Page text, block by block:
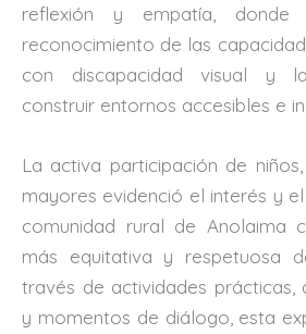
reflexión y empatía,
reconocimiento de las
con discapacidad visual y
construir entornos accesibles e
La activa participación de
mayores evidenció el interés y
comunidad rural de Anolaima
más equitativa y respetuosa
través de actividades prácticas,
y momentos de diálogo, esta